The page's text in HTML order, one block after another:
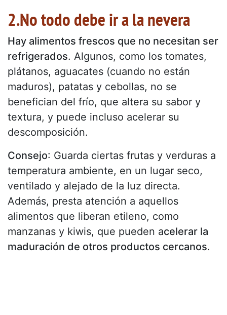
2.No todo debe ir a la nevera
Hay alimentos frescos que no necesitan ser
refrigerados. Algunos, como los tomates,
plátanos, aguacates (cuando no están
maduros), patatas y cebollas, no se
benefician del frío, que altera su sabor y
textura, y puede incluso acelerar su
descomposición.
Consejo: Guarda ciertas frutas y verduras a
temperatura ambiente, en un lugar seco,
ventilado y alejado de la luz directa.
Además, presta atención a aquellos
alimentos que liberan etileno, como
manzanas y kiwis, que pueden acelerar la
maduración de otros productos cercanos.